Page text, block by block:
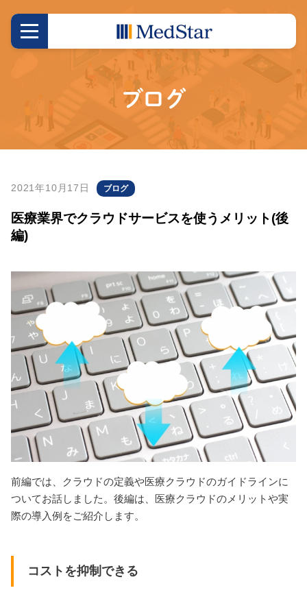
ブログ
2021年10月17日 ブログ
医療業界でクラウドサービスを使うメリット(後
編)
前編では、クラウドの定義や医療クラウドのガイドラインに
ついてお話しました。後編は、医療クラウドのメリットや実
際の導入例をご紹介します。
コストを抑制できる